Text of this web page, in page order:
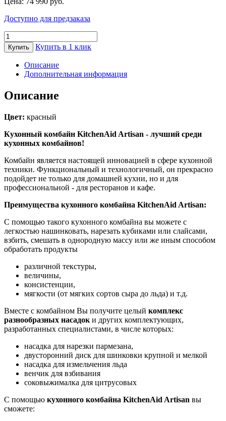
Доступно для предзаказа
Количество
товара
Кухонный
комбайн
KitchenAid
Artisan
4
л,
Купить Купить в 1 клик
Описание
Дополнительная информация
Описание
Цвет: красный
Кухонный комбайн KitchenAid Artisan - лучший среди
кухонных комбайнов!
Комбайн является настоящей инновацией в сфере кухонной
техники. Функциональный и технологичный, он прекрасно
подойдет не только для домашней кухни, но и для
профессиональной - для ресторанов и кафе.
Преимущества кухонного комбайна KitchenAid Artisan:
С помощью такого кухонного комбайна вы можете с
легкостью нашинковать, нарезать кубиками или слайсами,
взбить, смешать в однородную массу или же иным способом
обработать продукты
различной текстуры,
величины,
консистенции,
мягкости (от мягких сортов сыра до льда) и т.д.
Вместе с комбайном Вы получите целый комплекс
разнообразных насадок и других комплектующих,
разработанных специалистами, в числе которых:
насадка для нарезки пармезана,
двусторонний диск для шинковки крупной и мелкой
насадка для измельчения льда
венчик для взбивания
соковыжималка для цитрусовых
С помощью кухонного комбайна KitchenAid Artisan вы
сможете: